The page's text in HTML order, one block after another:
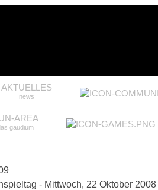
AKTUELLES
news
AREA
gaudium
- Mittwoch, 22 Oktober